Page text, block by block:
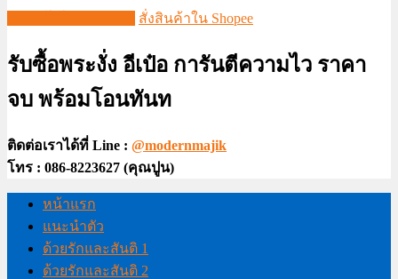
สั่งสินค้าใน Shopee
รับซื้อพระงั่ง อีเป๋อ การันตีความไว ราคา
จบ พร้อมโอนทันท
ติดต่อเราได้ที่ Line : @modernmajik
โทร : 086-8223627 (คุณปูน)
หน้าแรก
แนะนำตัว
ด้วยรักและสันติ 1
ด้วยรักและสันติ 2